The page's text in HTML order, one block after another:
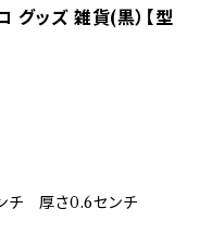
グッズ 雑貨(黒）【型
チ 厚さ0.6センチ